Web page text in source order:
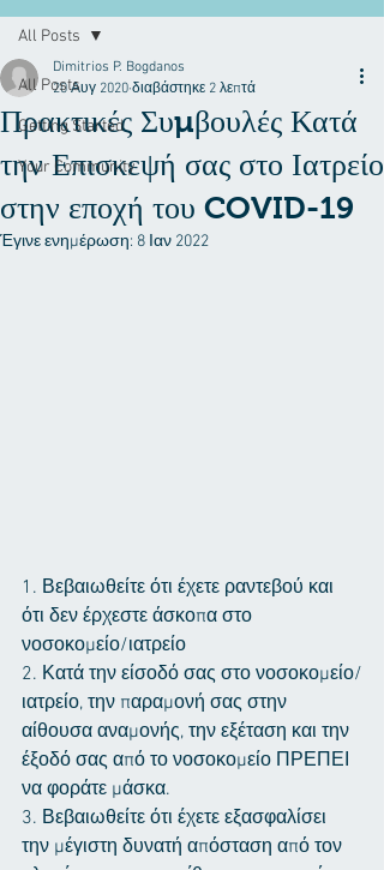
All Posts
Getting Started
Your Community
All Posts
Πρακτικές Συμβουλές Κατά
την Επισκεψή σας στο Ιατρείο
στην εποχή του COVID-19
Dimitrios P. Bogdanos
20 Αυγ 2020 διαβάστηκε 2 λεπτά
Έγινε ενημέρωση: 8 Ιαν 2022
1. Βεβαιωθείτε ότι έχετε ραντεβού και
ότι δεν έρχεστε άσκοπα στο
νοσοκομείο/ιατρείο
2. Κατά την είσοδό σας στο νοσοκομείο/
ιατρείο, την παραμονή σας στην
αίθουσα αναμονής, την εξέταση και την
έξοδό σας από το νοσοκομείο ΠΡΕΠΕΙ
να φοράτε μάσκα.
3. Βεβαιωθείτε ότι έχετε εξασφαλίσει
την μέγιστη δυνατή απόσταση από τον